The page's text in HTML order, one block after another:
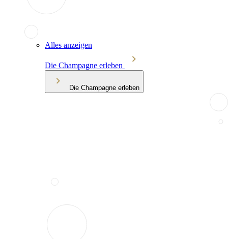
Alles anzeigen
Die Champagne erleben
Die Champagne erleben